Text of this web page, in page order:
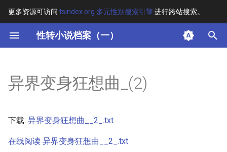
更多资源可访问 tsindex.org 多元性别搜索引擎进行跨站搜索。
性转小说档案（一）
键
开
搜
索
其他信息 [Processed Page
异界变身狂想曲_(2)
下载: 异界变身狂想曲__2_.txt
在线阅读 异界变身狂想曲__2_.txt